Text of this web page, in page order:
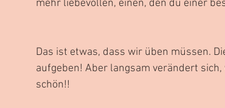
mehr liebevollen, einen, den du einer
Das ist etwas, dass wir üben müssen.
aufgeben! Aber langsam verändert
schön!!